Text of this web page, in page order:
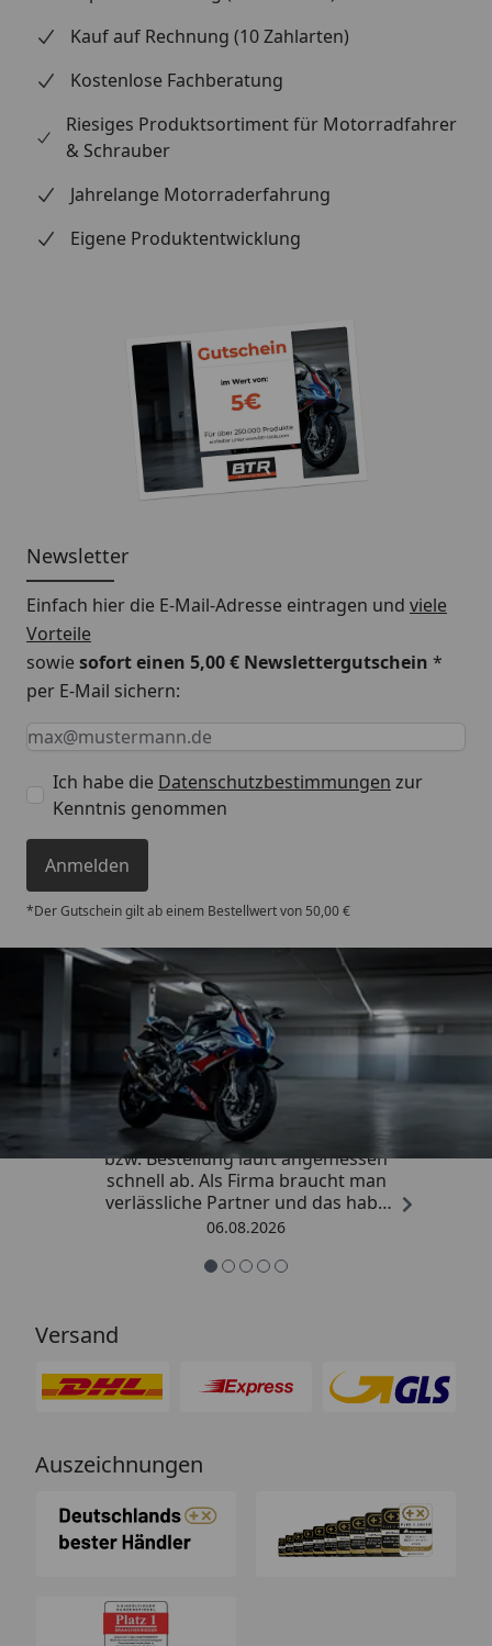
Kauf auf Rechnung (10 Zahlarten)
Kostenlose Fachberatung
Riesiges Produktsortiment für Motorradfahrer
& Schrauber
Jahrelange Motorraderfahrung
Eigene Produktentwicklung
Newsletter
Einfach hier die E-Mail-Adresse eintragen und viele
Vorteile
sowiesofort einen 5,00 € Newslettergutschein *
per E-Mail sichern:
Keine Eingabe erforderlich
Eingabe erforderlich
E-Mail *
Ich habe die Datenschutzbestimmungen zur
Kenntnis genommen
Anmelden
*Der Gutschein gilt ab einem Bestellwert von 50,00 €
Trusted Shops
4,85/ 5
„Die Abwicklung eines Auftrages
bzw. Bestellung läuft angemessen
schnell ab. Als Firma braucht man
verlässliche Partner und das habe
ich hier gefunden.“
06.08.2026
Versand
Auszeichnungen